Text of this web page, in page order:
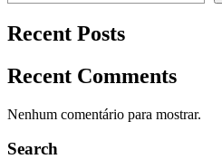
Recent Posts
Recent Comments
Nenhum comentário para mostrar.
Search